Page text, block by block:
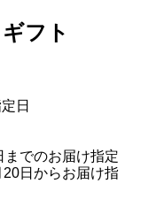
フト
日
でのお届け指定
日からお届け指